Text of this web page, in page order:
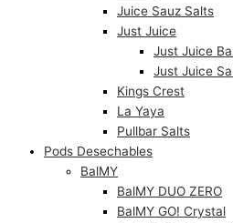
Juice Sauz Salts
Just Juice
Just Juice
Just Juice
Kings Crest
La Yaya
Pullbar Salts
Pods Desechables
BalMY
BalMY DUO ZERO
BalMY GO! Crystal